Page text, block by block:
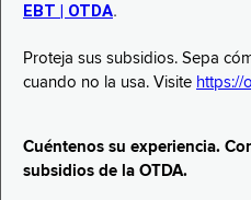
EBT | OTDA.
Proteja sus subsidios. Sepa
cuando no la usa. Visite https://
Cuéntenos su experiencia.
subsidios de la OTDA.